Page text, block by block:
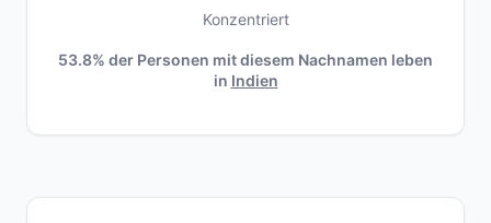
Konzentriert
53.8% der Personen mit diesem Nachnamen leben
in Indien